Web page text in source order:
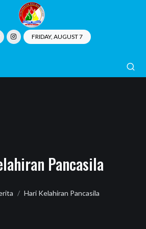
FRIDAY, AUGUST 7
Pancasila
Hari Kelahiran Pancasila